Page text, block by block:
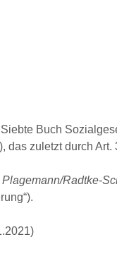
Buch
), das zuletzt durch
Plagemann/Radtke-